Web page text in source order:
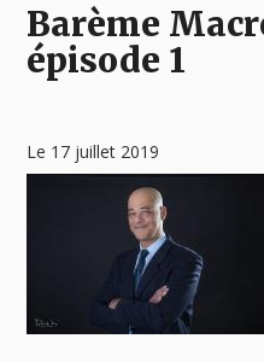
Barème
épisode 1
Le 17 juillet 2019